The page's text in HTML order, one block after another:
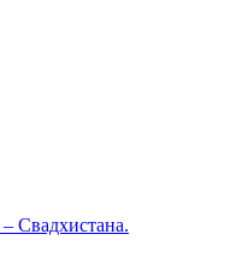
Свадхистана.